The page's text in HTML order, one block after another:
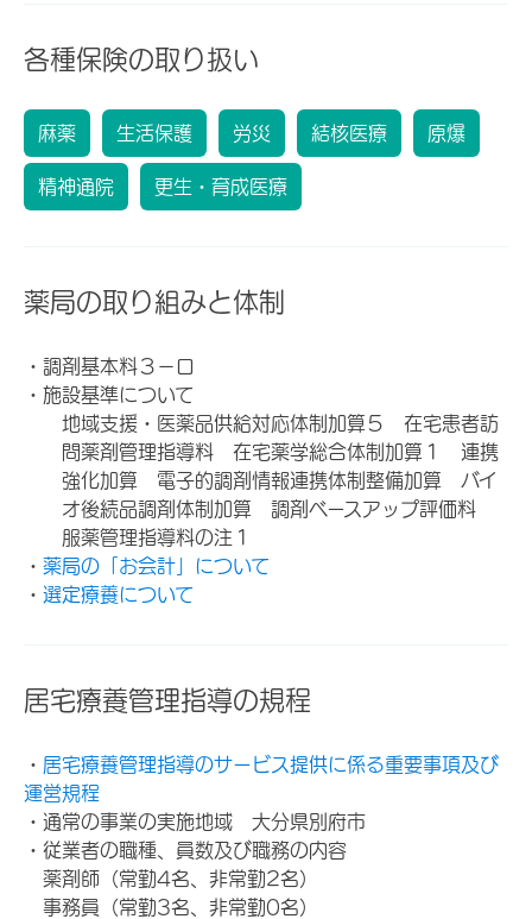
各種保険の取り扱い
麻薬 生活保護 労災 結核医療 原爆
精神通院 更生・育成医療
薬局の取り組みと体制
・調剤基本料３－ロ
・施設基準について
地域支援・医薬品供給対応体制加算５ 在宅患者訪
問薬剤管理指導料 在宅薬学総合体制加算１ 連携
強化加算 電子的調剤情報連携体制整備加算 バイ
オ後続品調剤体制加算 調剤ベースアップ評価料
服薬管理指導料の注１
・ 薬局の「お会計」について
・ 選定療養について
居宅療養管理指導の規程
・ 居宅療養管理指導のサービス提供に係る重要事項及び
運営規程
・通常の事業の実施地域 大分県別府市
・従業者の職種、員数及び職務の内容
薬剤師（常勤4名、非常勤2名）
事務員（常勤3名、非常勤0名）